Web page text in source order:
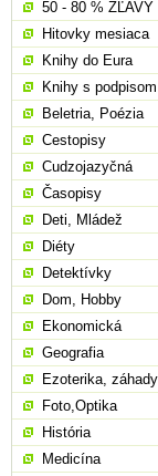
50 - 80 % ZĽAVY
Hitovky mesiaca
Knihy do Eura
Knihy s
Beletria, Poézia
Cestopisy
Cudzojazyčná
Časopisy
Deti, Mládež
Diéty
Detektívky
Dom, Hobby
Ekonomická
Geografia
Ezoterika, záhady
Foto,Optika
História
Medicína